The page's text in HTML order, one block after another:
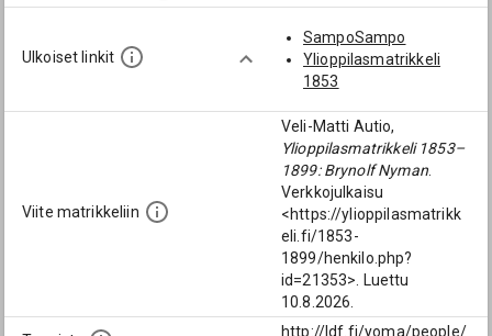
Wilhelm (1870-
1890): [Jur. yo]
Lång, Axel Lennart
(1869-1898): [Jur.
Arrhenius, Fredrik
Olof (1859-1881):
[Jur. yo]
Lindholm, Alfred
Rikhard (1865-
1910): [9.6.1883;
kesäkuu 1883]
Brinck, Emil Alfred
(1865-1902): [Yo
Hgin alk.op.]
Ulkoiset linkit
SampoSampo
Ylioppilasmatrikkeli
1853
Viite matrikkeliin
Veli-Matti Autio,
Ylioppilasmatrikkeli 1853–
1899: Brynolf Nyman.
Verkkojulkaisu
<https://ylioppilasmatrikk
eli.fi/1853-
1899/henkilo.php?
id=21353>. Luettu
10.8.2026.
http://ldf.fi/yoma/people/